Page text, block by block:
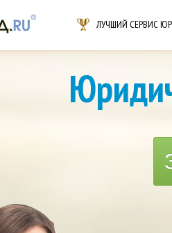
ЛУЧШИЙ СЕРВИС